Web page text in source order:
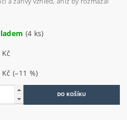
(4 ks)
Kč(–11 %)